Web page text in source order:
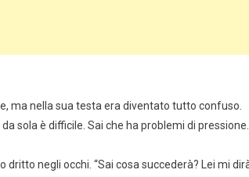
ma nella sua testa era diventato tutto confuso.
sola è difficile. Sai che ha problemi di pressione.
dritto negli occhi. “Sai cosa succederà? Lei mi